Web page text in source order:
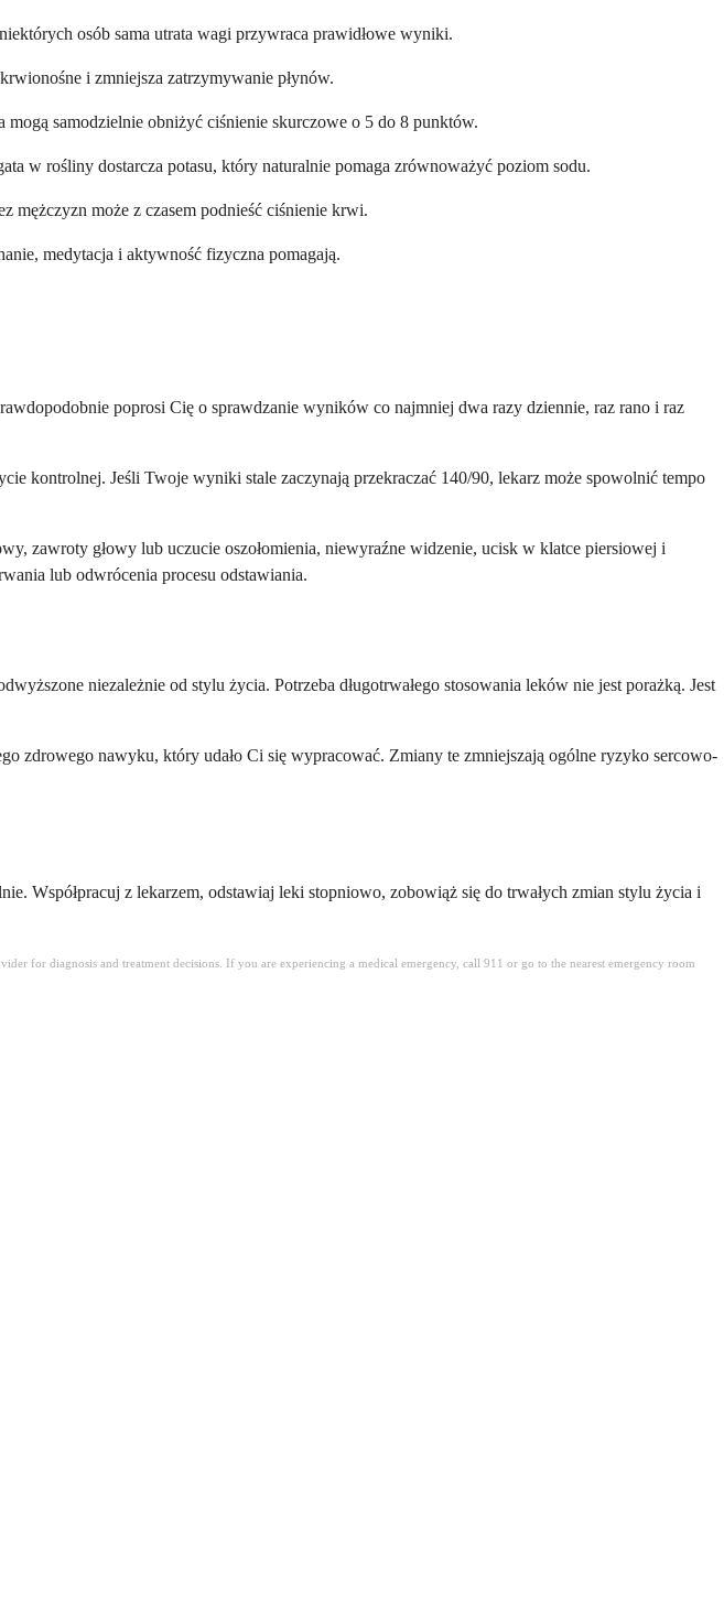
osób sama utrata wagi przywraca prawidłowe wyniki.
i zmniejsza zatrzymywanie płynów.
samodzielnie obniżyć ciśnienie skurczowe o 5 do 8 punktów.
w rośliny dostarcza potasu, który naturalnie pomaga zrównoważyć poziom sodu.
mężczyzn może z czasem podnieść ciśnienie krwi.
medytacja i aktywność fizyczna pomagają.
poprosi Cię o sprawdzanie wyników co najmniej dwa razy dziennie, raz rano i raz
kontrolnej. Jeśli Twoje wyniki stale zaczynają przekraczać 140/90, lekarz może spowolnić tempo
zawroty głowy lub uczucie oszołomienia, niewyraźne widzenie, ucisk w klatce piersiowej i
lub odwrócenia procesu odstawiania.
niezależnie od stylu życia. Potrzeba długotrwałego stosowania leków nie jest porażką. Jest
zdrowego nawyku, który udało Ci się wypracować. Zmiany te zmniejszają ogólne ryzyko sercowo-
Współpracuj z lekarzem, odstawiaj leki stopniowo, zobowiąż się do trwałych zmian stylu życia i
for diagnosis and treatment decisions. If you are experiencing a medical emergency, call 911 or go to the nearest emergency room